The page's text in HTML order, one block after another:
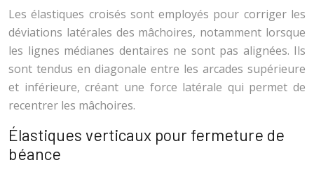
Les élastiques croisés sont employés pour corriger les
déviations latérales des mâchoires, notamment lorsque
les lignes médianes dentaires ne sont pas alignées. Ils
sont tendus en diagonale entre les arcades supérieure
et inférieure, créant une force latérale qui permet de
recentrer les mâchoires.
Élastiques verticaux pour fermeture de
béance